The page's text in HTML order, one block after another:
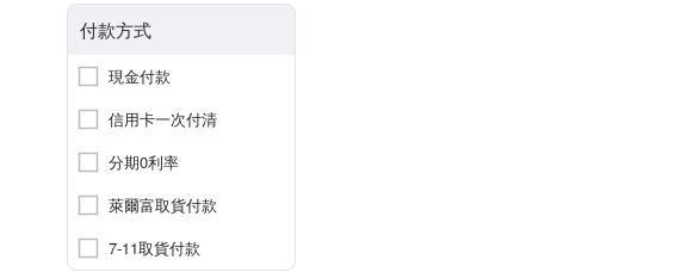
付款方式
現金付款
信用卡一次付清
分期0利率
萊爾富取貨付款
7-11取貨付款